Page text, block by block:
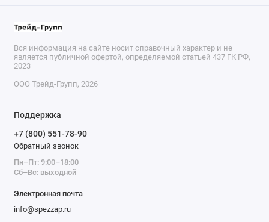
Вся информация на сайте носит справочный характер и не
является публичной офертой, определяемой статьей 437 ГК РФ,
2023
ООО Трейд-Групп, 2026
Поддержка
+7 (800) 551-78-90
Обратный звонок
Пн–Пт: 9:00–18:00
Сб–Вс: выходной
Электронная почта
info@spezzap.ru